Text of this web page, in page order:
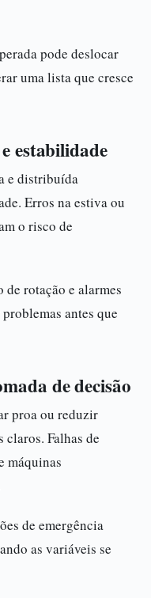
pode deslocar
uma lista que cresce
estabilidade
e distribuída
Erros na estiva ou
o risco de
rotação e alarmes
antes que
de decisão
proa ou reduzir
Falhas de
máquinas
de emergência
as variáveis se